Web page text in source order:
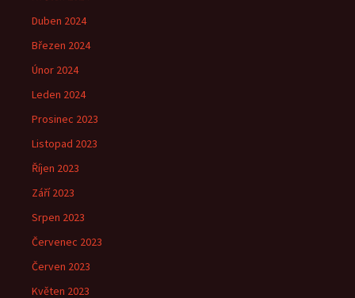
Duben 2024
Březen 2024
Únor 2024
Leden 2024
Prosinec 2023
Listopad 2023
Říjen 2023
Září 2023
Srpen 2023
Červenec 2023
Červen 2023
Květen 2023